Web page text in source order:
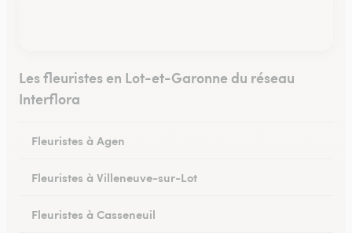
Les fleuristes en Lot-et-Garonne du réseau
Interflora
Fleuristes à Agen
Fleuristes à Villeneuve-sur-Lot
Fleuristes à Casseneuil